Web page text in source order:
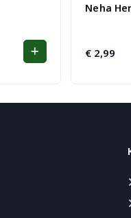
Neha
€ 2,99